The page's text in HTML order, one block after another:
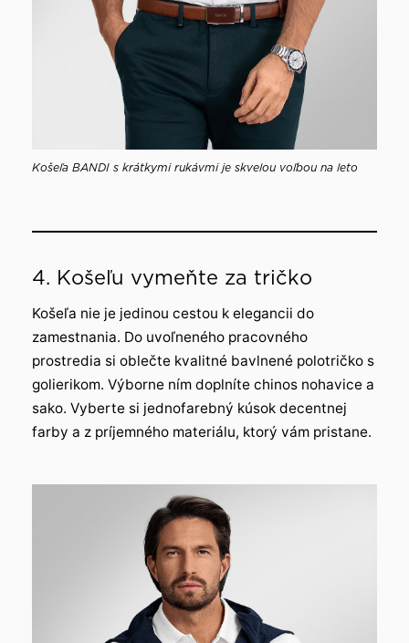
Košeľa BANDI s krátkymi rukávmi je skvelou voľbou na leto
4. Košeľu vymeňte za tričko
Košeľa nie je jedinou cestou k elegancii do
zamestnania. Do uvoľneného pracovného
prostredia si oblečte kvalitné bavlnené polotričko s
golierikom. Výborne ním doplníte chinos nohavice a
sako. Vyberte si jednofarebný kúsok decentnej
farby a z príjemného materiálu, ktorý vám pristane.